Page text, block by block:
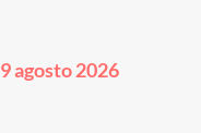
9 agosto 2026